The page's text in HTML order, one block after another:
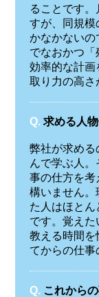
ることです
すが、同規模
かなかないの
でなおかつ「
効率的な計画
取り力の高さ
Q. 求める人
弊社が求める
んで学ぶ人
事の仕方を考
構いません。
た人はほと
です。覚え
教える時間を
てからの仕事
Q. これから